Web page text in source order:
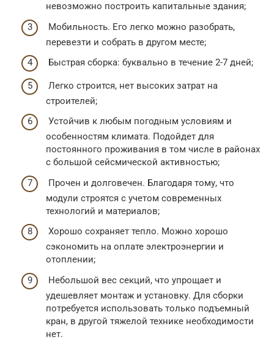
невозможно построить капитальные здания;
Мобильность. Его легко можно разобрать,
перевезти и собрать в другом месте;
Быстрая сборка: буквально в течение 2-7 дней;
Легко строится, нет высоких затрат на
строителей;
Устойчив к любым погодным условиям и
особенностям климата. Подойдет для
постоянного проживания в том числе в районах
с большой сейсмической активностью;
Прочен и долговечен. Благодаря тому, что
модули строятся с учетом современных
технологий и материалов;
Хорошо сохраняет тепло. Можно хорошо
сэкономить на оплате электроэнергии и
отоплении;
Небольшой вес секций, что упрощает и
удешевляет монтаж и установку. Для сборки
потребуется использовать только подъемный
кран, в другой тяжелой технике необходимости
нет.